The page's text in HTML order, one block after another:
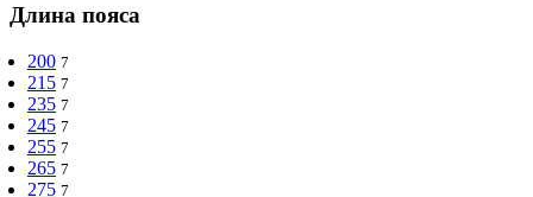
Длина пояса
200 7
215 7
235 7
245 7
255 7
265 7
275 7